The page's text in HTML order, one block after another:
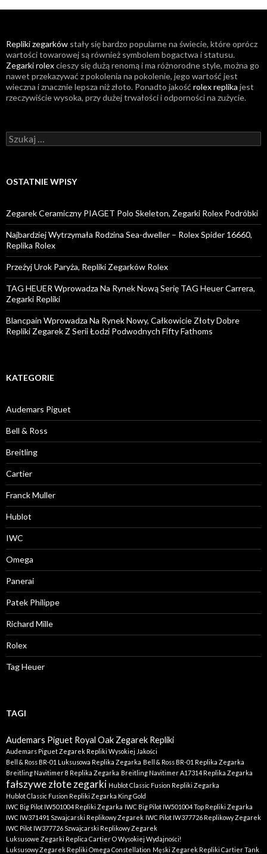
Repliki zegarków stały się bardzo popularne na świecie, które oprócz
wartości towarowej są również symbolem bogactwa i statusu.
Zegarki rolexcieszy się dużą renomą i ma różnorodne style, można go
nawet przekazywać z pokolenia na pokolenie, jego wartość jest
wieczna i znacznie lepsza niż złoto. Ponadto jakość rolex replika jest
rzeczywiście wysoka, przy dużej trwałości i odporności na zużycie.
Szukaj:
OSTATNIE WPISY
Zegarek Ceramiczny PIAGET Polo Skeleton, Zegarki Rolex Podróbki
Najbardziej Wytrzymała Rodzina Sea-dweller – Rolex Spider 16660,
Replika Rolex
Przeżyj Urok Paryża, Repliki Zegarków Rolex
TAG HEUER Wprowadza Na Rynek Nową Serię TAG Heuer Carrera,
Zegarki Repliki
Blancpain Wprowadza Na Rynek Nowy, Całkowicie Złoty Dobre
Repliki Zegarek Z Serii Łodzi Podwodnych Fifty Fathoms
KATEGORIE
Audemars Piguet
Bell & Ross
Breitling
Cartier
Franck Muller
Hublot
IWC
Omega
Panerai
Patek Philippe
Richard Mille
Rolex
Tag Heuer
TAGI
Audemars Piguet Royal Oak Zegarek Repliki
Audemars Piguet Zegarek Repliki Wysokiej Jakości
Bell & Ross BR-01 Luksusowa Replika Zegarka Bell & Ross BR-01 Replika Zegarka
Breitling Navitimer 8 Replika Zegarka Breitling Navitimer A17314 Replika Zegarka
fałszywe złote zegarki Hublot Classic Fusion Repliki Zegarka
Hublot Classic Fusion Repliki Zegarka King Gold
IWC Big Pilot IW501004 Repliki Zegarka IWC Big Pilot IW501004 Top Repliki Zegarka
IWC IW371491 Szwajcarski Replikowy Zegarek IWC Pilot IW377726 Replikowy Zegarek
IWC Pilot IW377726 Szwajcarski Replikowy Zegarek
Luksusowe Zegarki Replica Cartier O Wysokiej Wydajności!
Luksusowy Zegarek Repliki Omega Constellation Męski Zegarek Repliki Cartier Tank